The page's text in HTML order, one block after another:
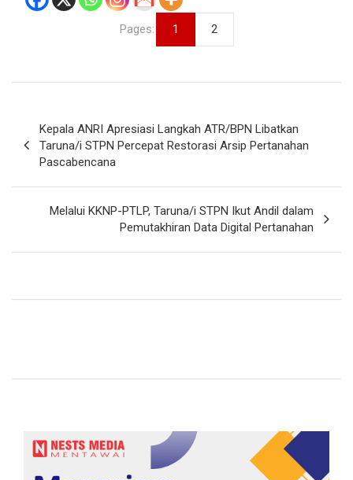
Pages: 1 2
pos
Kepala ANRI Apresiasi Langkah ATR/BPN Libatkan
Taruna/i STPN Percepat Restorasi Arsip Pertanahan
Pascabencana
Melalui KKNP-PTLP, Taruna/i STPN Ikut Andil dalam
Pemutakhiran Data Digital Pertanahan